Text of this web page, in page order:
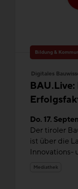
Digitales
- speziell
Do. 17.
Der tiroler
ist über die
Innovations-
Mediathek